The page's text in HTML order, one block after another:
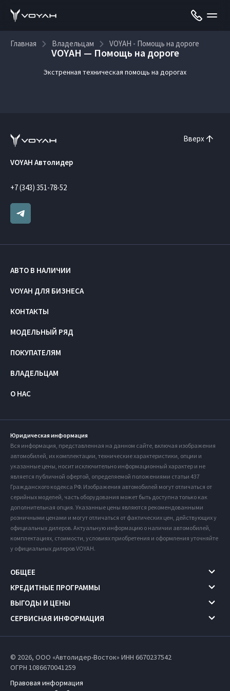
Главная Владельцам VOYAH - Помощь на дороге
VOYAH — Помощь на дороге
Экстренная техническая помощь на дорогах
Вверх
VOYAH Автолидер
+7 (343) 351-78-52
АВТО В НАЛИЧИИ
VOYAH ДЛЯ БИЗНЕСА
КОНТАКТЫ
МОДЕЛЬНЫЙ РЯД
ПОКУПАТЕЛЯМ
ВЛАДЕЛЬЦАМ
О НАС
Юридическая информация
Вся информация, представленная на данном сайте, включая изображения
автомобилей, их комплектации, технические характеристики, опции и
указанные цены, носит исключительно информационный характер и не
является публичной офертой, определяемой положениями статьи 437
Гражданского кодекса РФ. Изображения автомобилей могут отличаться от
серийных моделей, часть оборудования может быть доступна только как
дополнительная опция. Указанные цены являются рекомендованными
розничными ценами и могут отличаться от фактических цен, действующих у
официальных дилеров. Актуальную информацию о наличии автомобилей,
комплектациях, стоимости, условиях приобретения и оформления уточняйте
у официальных дилеров VOYAH.
ОБЩЕЕ
КРЕДИТНЫЕ ПРОГРАММЫ
ВЫГОДЫ И ЦЕНЫ
СЕРВИСНАЯ ИНФОРМАЦИЯ
© 2026, ООО «Автолидер-Восток» ИНН 6670237542
ОГРН 1086670041259
Правовая информация